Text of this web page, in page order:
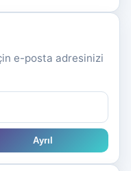
e-posta adresinizi
Ayrıl